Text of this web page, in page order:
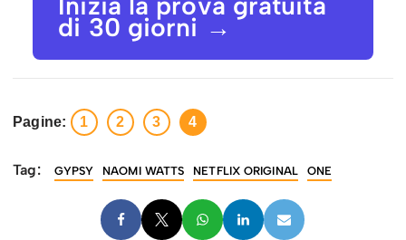
di 30 giorni →
Pagine: 1 2 3 4
Tag: GYPSY NAOMI WATTS NETFLIX ORIGINAL ONE